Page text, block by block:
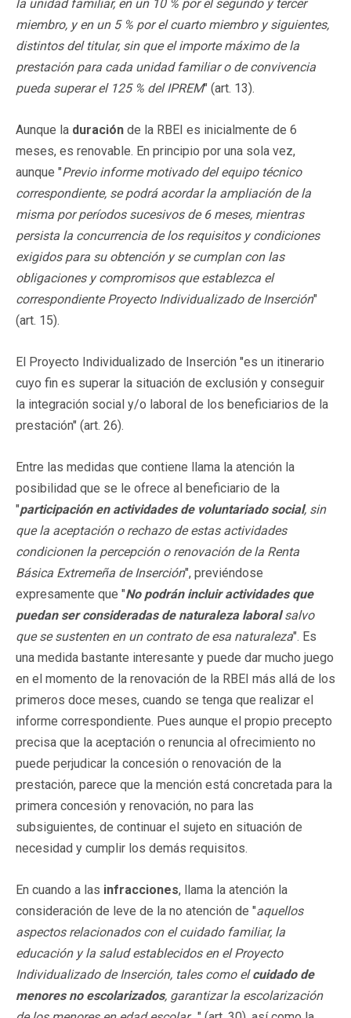
la unidad familiar, en un 10 % por el segundo y tercer
miembro, y en un 5 % por el cuarto miembro y siguientes,
distintos del titular, sin que el importe máximo de la
prestación para cada unidad familiar o de convivencia
pueda superar el 125 % del IPREM" (art. 13).
Aunque la duración de la RBEI es inicialmente de 6
meses, es renovable. En principio por una sola vez,
aunque "Previo informe motivado del equipo técnico
correspondiente, se podrá acordar la ampliación de la
misma por períodos sucesivos de 6 meses, mientras
persista la concurrencia de los requisitos y condiciones
exigidos para su obtención y se cumplan con las
obligaciones y compromisos que establezca el
correspondiente Proyecto Individualizado de Inserción"
(art. 15).
El Proyecto Individualizado de Inserción "es un itinerario
cuyo fin es superar la situación de exclusión y conseguir
la integración social y/o laboral de los beneficiarios de la
prestación" (art. 26).
Entre las medidas que contiene llama la atención la
posibilidad que se le ofrece al beneficiario de la
"participación en actividades de voluntariado social, sin
que la aceptación o rechazo de estas actividades
condicionen la percepción o renovación de la Renta
Básica Extremeña de Inserción", previéndose
expresamente que "No podrán incluir actividades que
puedan ser consideradas de naturaleza laboralsalvo
que se sustenten en un contrato de esa naturaleza". Es
una medida bastante interesante y puede dar mucho juego
en el momento de la renovación de la RBEI más allá de los
primeros doce meses, cuando se tenga que realizar el
informe correspondiente. Pues aunque el propio precepto
precisa que la aceptación o renuncia al ofrecimiento no
puede perjudicar la concesión o renovación de la
prestación, parece que la mención está concretada para la
primera concesión y renovación, no para las
subsiguientes, de continuar el sujeto en situación de
necesidad y cumplir los demás requisitos.
En cuando a las infracciones, llama la atención la
consideración de leve de la no atención de "aquellos
aspectos relacionados con el cuidado familiar, la
educación y la salud establecidos en el Proyecto
Individualizado de Inserción, tales como elcuidado de
menores no escolarizados, garantizar la escolarización